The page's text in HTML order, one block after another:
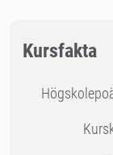
Kursfakta